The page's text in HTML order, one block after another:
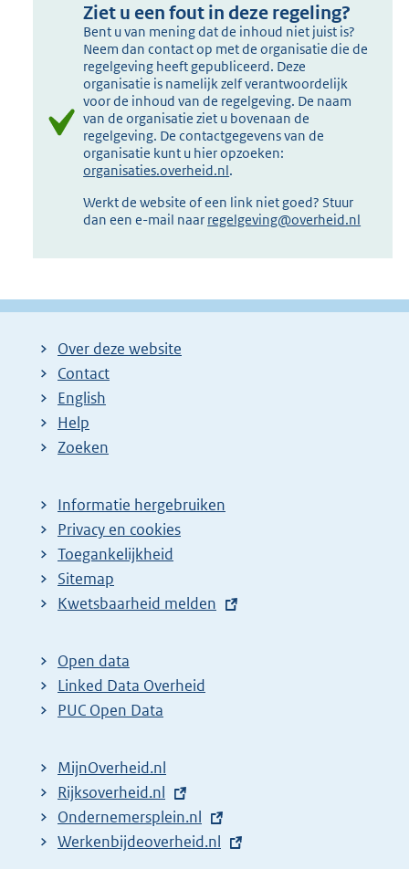
Ziet u een fout in deze regeling?
Bent u van mening dat de inhoud niet juist is?
Neem dan contact op met de organisatie die de
regelgeving heeft gepubliceerd. Deze
organisatie is namelijk zelf verantwoordelijk
voor de inhoud van de regelgeving. De naam
van de organisatie ziet u bovenaan de
regelgeving. De contactgegevens van de
organisatie kunt u hier opzoeken:
organisaties.overheid.nl.
Werkt de website of een link niet goed? Stuur
dan een e-mail naar regelgeving@overheid.nl
Over deze website
Contact
English
Help
Zoeken
Informatie hergebruiken
Privacy en cookies
Toegankelijkheid
Sitemap
E
t
e
r
l
i
n
k
Kwetsbaarheid melden
Open data
Linked Data Overheid
PUC Open Data
MijnOverheid.nl
E
x
t
Rijksoverheid.nl
E
x
Ondernemersplein.nl
E
Werkenbijdeoverheid.nl